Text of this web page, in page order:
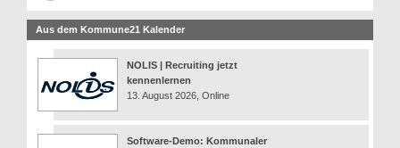
Aus dem Kommune21 Kalender
NOLIS | Recruiting jetzt
kennenlernen
13. August 2026, Online
Software-Demo: Kommunaler